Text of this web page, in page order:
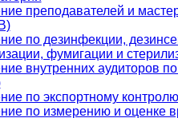
преподавателей и
по дезинфекции,
фумигации и
внутренних аудиторов
по экспортному контролю
по измерению и оценке